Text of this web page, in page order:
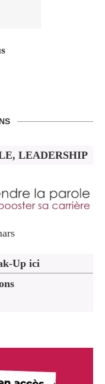
LEADERSHIP
Up ici